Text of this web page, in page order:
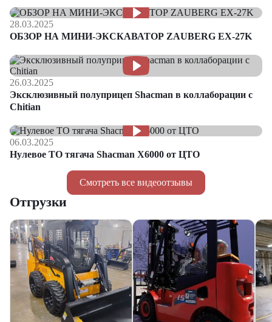
Смотреть все видеоотзывы
28.03.2025
ОБЗОР НА МИНИ-ЭКСКАВАТОР ZAUBERG EX-27K
26.03.2025
Эксклюзивный полуприцеп Shacman в коллаборации с
Chitian
06.03.2025
Нулевое ТО тягача Shacman Х6000 от ЦТО
Отгрузки